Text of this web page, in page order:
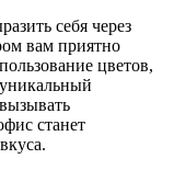
себя через
вам приятно
цветов,
станет